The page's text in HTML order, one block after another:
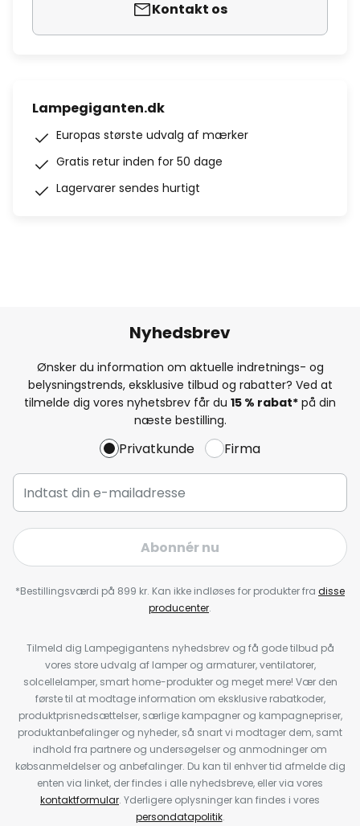
Kontakt os
Lampegiganten.dk
Europas største udvalg af mærker
Gratis retur inden for 50 dage
Lagervarer sendes hurtigt
Nyhedsbrev
Ønsker du information om aktuelle indretnings- og
belysningstrends, eksklusive tilbud og rabatter? Ved at
tilmelde dig vores nyhetsbrev får du 15 % rabat* på din
næste bestilling.
Privatkunde Firma
Abonnér nu
*Bestillingsværdi på 899 kr. Kan ikke indløses for produkter fra disse
producenter.
Tilmeld dig Lampegigantens nyhedsbrev og få gode tilbud på
vores store udvalg af lamper og armaturer, ventilatorer,
solcellelamper, smart home-produkter og meget mere! Vær den
første til at modtage information om eksklusive rabatkoder,
produktprisnedsættelser, særlige kampagner og kampagnepriser,
produktanbefalinger og nyheder, så snart vi modtager dem, samt
indhold fra partnere og undersøgelser og anmodninger om
købsanmeldelser og anbefalinger. Du kan til enhver tid afmelde dig
enten via linket, der findes i alle nyhedsbreve, eller via vores
kontaktformular. Yderligere oplysninger kan findes i vores
persondatapolitik.